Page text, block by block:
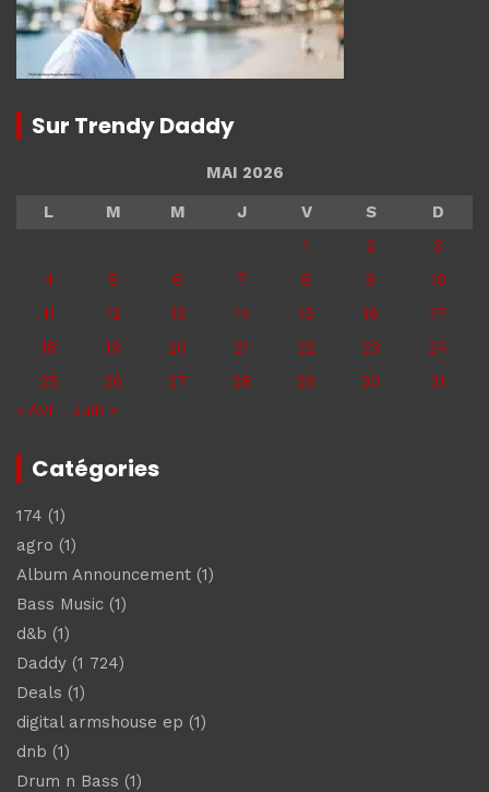
Sur Trendy Daddy
MAI 2026
L
M M J V S
D
1
2
3
4
5 6 7 8 9
10
11
12 13 14 15 16
17
18
19 20 21 22 23
24
25
26 27 28 29 30
31
« Avr
Juin »
Catégories
174 (1)
agro (1)
Album Announcement (1)
Bass Music (1)
d&b (1)
Daddy (1 724)
Deals (1)
digital armshouse ep (1)
dnb (1)
Drum n Bass (1)